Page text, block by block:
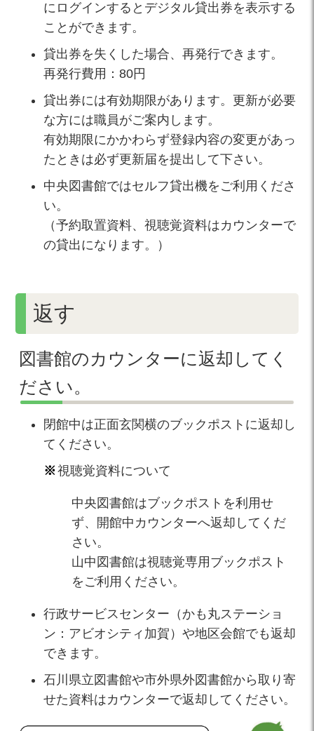
にログインするとデジタル貸出券を表示する
ことができます。
貸出券を失くした場合、再発行できます。
再発行費用：80円
貸出券には有効期限があります。更新が必要
な方には職員がご案内します。
有効期限にかかわらず登録内容の変更があっ
たときは必ず更新届を提出して下さい。
中央図書館ではセルフ貸出機をご利用くださ
い。
（予約取置資料、視聴覚資料はカウンターで
の貸出になります。）
返す
図書館のカウンターに返却してく
ださい。
閉館中は正面玄関横のブックポストに返却し
てください。
視聴覚資料について
中央図書館はブックポストを利用せ
ず、開館中カウンターへ返却してくだ
さい。
山中図書館は視聴覚専用ブックポスト
をご利用ください。
行政サービスセンター（かも丸ステーショ
ン：アビオシティ加賀）や地区会館でも返却
できます。
石川県立図書館や市外県外図書館から取り寄
せた資料はカウンターで返却してください。